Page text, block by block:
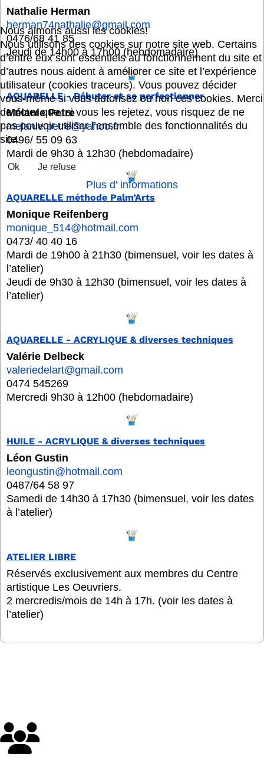
Nathalie Herman
herman74nathalie@gmail.com
0476/68 41 85
Jeudi de 14h00 à 17h00 (hebdomadaire)
AQUARELLE - Débuter et se perfectionner
Mélanie Petre
melanie.petre@yahoo.fr
0496/ 55 09 63
Mardi de 9h30 à 12h30 (hebdomadaire)
AQUARELLE méthode Palm’Arts
Monique Reifenberg
monique_514@hotmail.com
0473/ 40 40 16
Mardi de 19h00 à 21h30 (bimensuel, voir les dates à
l’atelier)
Jeudi de 9h30 à 12h30 (bimensuel, voir les dates à
l’atelier)
AQUARELLE - ACRYLIQUE & diverses techniques
Valérie Delbeck
valeriedelart@gmail.com
0474 545269
Mercredi 9h30 à 12h00 (hebdomadaire)
HUILE - ACRYLIQUE & diverses techniques
Léon Gustin
leongustin@hotmail.com
0487/64 58 97
Samedi de 14h30 à 17h30 (bimensuel, voir les dates
à l’atelier)
ATELIER LIBRE
Réservés exclusivement aux membres du Centre
artistique Les Oeuvriers.
2 mercredis/mois de 14h à 17h. (voir les dates à
l’atelier)
Nous aimons aussi les cookies!
Nous utilisons des cookies sur notre site web. Certains
d’entre eux sont essentiels au fonctionnement du site et
d’autres nous aident à améliorer ce site et l’expérience
utilisateur (cookies traceurs). Vous pouvez décider
vous-même si vous autorisez ou non ces cookies. Merci
de noter que, si vous les rejetez, vous risquez de ne
pas pouvoir utiliser l’ensemble des fonctionnalités du
site.
Ok Je refuse
Plus d' informations